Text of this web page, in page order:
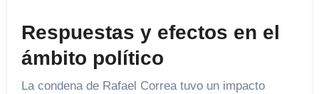
Respuestas y efectos en el
ámbito político
La condena de Rafael Correa tuvo un impacto